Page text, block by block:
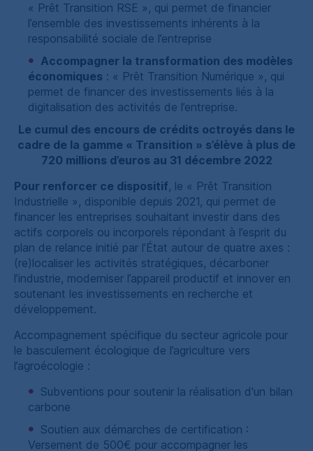
« Prêt Transition RSE », qui permet de financier
l’ensemble des investissements inhérents à la
responsabilité sociale de l’entreprise
Accompagner la transformation des modèles
économiques : « Prêt Transition Numérique », qui
permet de financer des investissements liés à la
digitalisation des activités de l’entreprise.
Le cumul des encours de crédits octroyés dans le
cadre de la gamme « Transition » s’élève à plus de
720 millions d’euros au 31 décembre 2022
Pour renforcer ce dispositif, le « Prêt Transition
Industrielle », disponible depuis 2021, qui permet de
financer les entreprises souhaitant investir dans des
actifs corporels ou incorporels répondant à l’esprit du
plan de relance initié par l’État autour de quatre axes :
(re)localiser les activités stratégiques, décarboner
l’industrie, moderniser l’appareil productif et innover en
soutenant les investissements en recherche et
développement.
Accompagnement spécifique du secteur agricole pour
le basculement écologique de l’agriculture vers
l’agroécologie :
Subventions pour soutenir la réalisation d'un bilan
carbone
Soutien aux démarches de certification :
Versement de 500€ pour accompagner les